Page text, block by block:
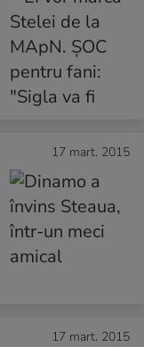
17 mart. 2015
17 mart. 2015